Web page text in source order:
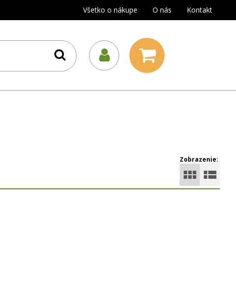
Všetko o nákupe O nás Kontakt
Zobrazenie: